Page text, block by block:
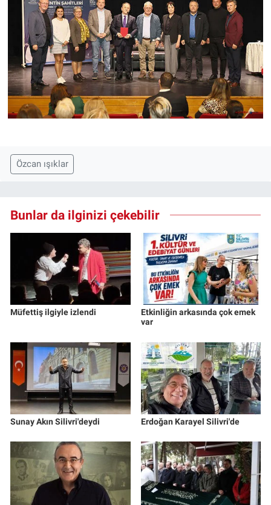
Özcan ışıklar
Bunlar da ilginizi çekebilir
Müfettiş ilgiyle izlendi
Etkinliğin arkasında çok emek
var
Sunay Akın Silivri'deydi Erdoğan Karayel Silivri'de